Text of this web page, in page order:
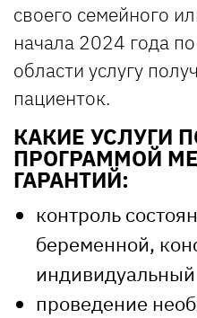
своего семейного
начала 2024 года
области услугу
пациенток.
КАКИЕ УСЛУГИ
ПРОГРАММОЙ
ГАРАНТИЙ:
контроль
беременной,
проведение